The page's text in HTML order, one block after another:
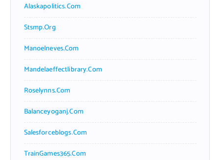
Alaskapolitics.com
Stsmp.org
Manoelneves.com
Mandelaeffectlibrary.com
Roselynns.com
Balanceyoganj.com
Salesforceblogs.com
TrainGames365.com